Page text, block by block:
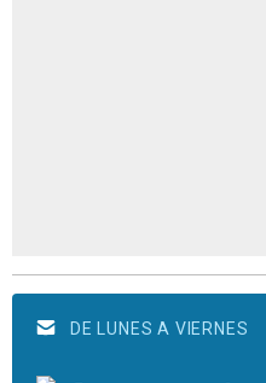
DE LUNES A VIERNES